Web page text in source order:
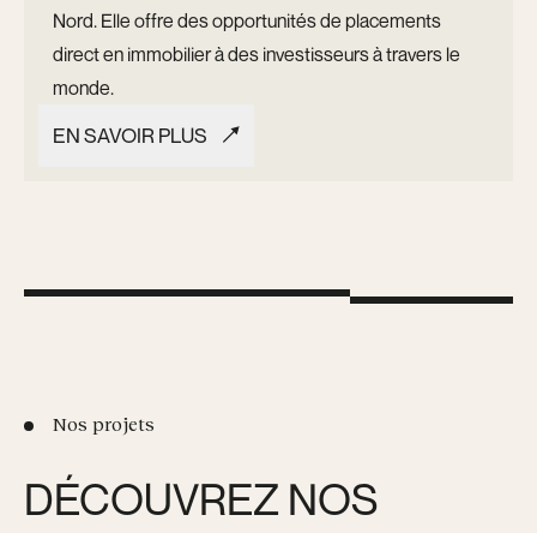
Nord. Elle offre des opportunités de placements
direct en immobilier à des investisseurs à travers le
monde.
EN SAVOIR PLUS
Nos projets
DÉCOUVREZ NOS